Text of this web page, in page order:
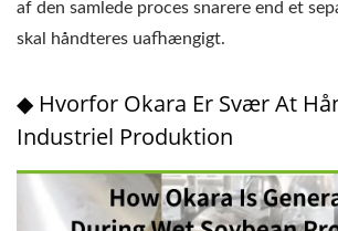
af den samlede proces snarere end et
skal håndteres uafhængigt.
◆ Hvorfor Okara Er Svær At
Industriel Produktion